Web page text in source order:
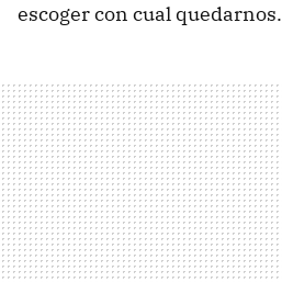
escoger con cual quedarnos.